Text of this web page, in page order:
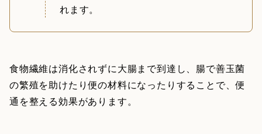
れます。
食物繊維は消化されずに大腸まで到達し、腸で善玉菌
の繁殖を助けたり便の材料になったりすることで、便
通を整える効果があります。